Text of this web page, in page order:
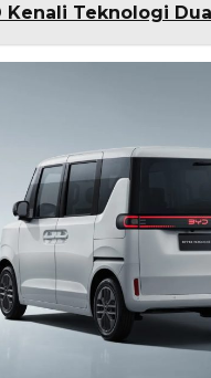
Kenali Teknologi